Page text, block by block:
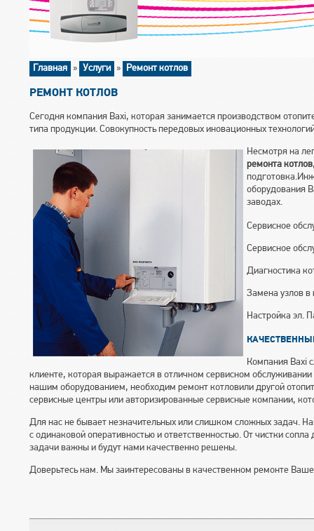
Главная » Услуги » Ремонт котлов
РЕМОНТ КОТЛОВ
Сегодня компания Baxi, которая занимается производством
типа продукции. Совокупность передовых иновационных
Несмотря на
ремонта котлов
оборудования
заводах.
Сервисное
Сервисное
Диагностика
Замена узлов в
Настройка эл.
Компания Baxi
клиенте, которая выражается в отличном сервисном
нашим оборудованием, необходим ремонт котловили другой
сервисные центры или авторизированные сервисные компании,
Для нас не бывает незначительных или слишком сложных задач.
с одинаковой оперативностью и ответственностью. От чистки
задачи важны и будут нами качественно решены.
Доверьтесь нам. Мы заинтересованы в качественном ремонте